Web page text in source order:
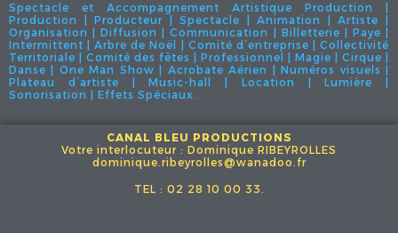
Spectacle et Accompagnement Artistique Production |
Production | Producteur | Spectacle | Animation | Artiste |
Organisation | Diffusion | Communication | Billetterie | Paye |
Intermittent | Arbre de Noël | Comité d’entreprise | Collectivité
Territoriale | Comité des fêtes | Professionnel | Magie | Cirque |
Danse | One Man Show | Acrobate Aérien | Numéros visuels |
Plateau d’artiste | Music-hall | Location | Lumière |
Sonorisation | Effets Spéciaux.
CANAL BLEU PRODUCTIONS
Votre interlocuteur : Dominique RIBEYROLLES
dominique.ribeyrolles@wanadoo.fr
TEL : 02 28 10 00 33.